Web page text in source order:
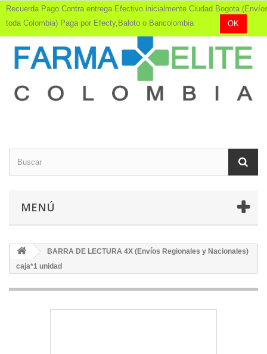
MENÚ
BARRA DE LECTURA 4X (Envíos Regionales y Nacionales)
caja*1 unidad
Recuerda Pago Contra entrega Efectivo inicialmente Ciudad Bogota
toda Colombia) Paga por Efecty,Baloto o Bancolombia
OK